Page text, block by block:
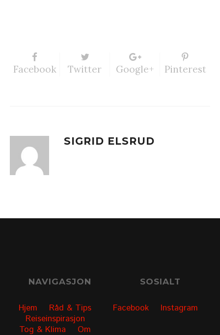
Facebook Twitter Google+ Pinterest
SIGRID ELSRUD
NAVIGASJON
Hjem
Råd & Tips
Reiseinspirasjon
Tog & Klima
Om
SOSIALT
Facebook Instagram